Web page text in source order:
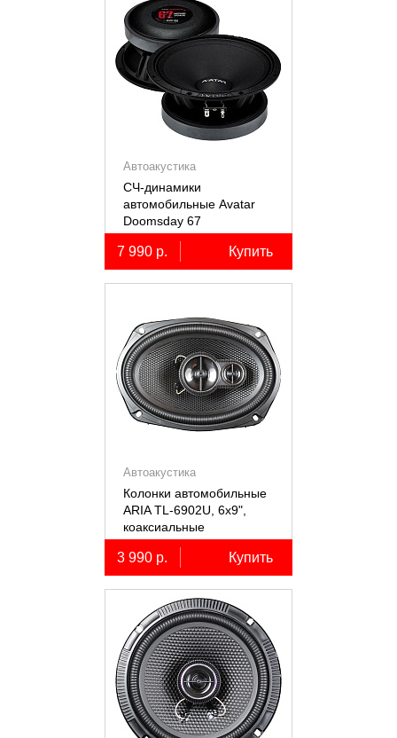
Автоакустика
СЧ-динамики
автомобильные Avatar
Doomsday 67
7 990 р. Купить
Автоакустика
Колонки автомобильные
ARIA TL-6902U, 6х9",
коаксиальные
трёхполосные, 2 шт.
3 990 р. Купить